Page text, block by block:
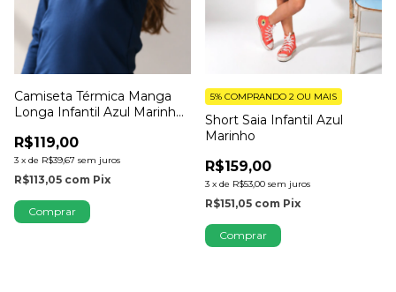
Camiseta Térmica Manga
Longa Infantil Azul Marinho
R$119,00
3 x de R$39,67 sem juros
R$113,05 com Pix
Comprar
Short Saia Infantil Azul
Marinho
R$159,00
3 x de R$53,00 sem juros
5% COMPRANDO 2 OU MAIS
R$151,05 com Pix
Comprar